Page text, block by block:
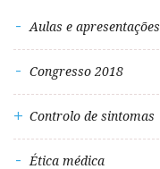
Aulas e apresentações
Congresso 2018
Controlo de sintomas
Ética médica